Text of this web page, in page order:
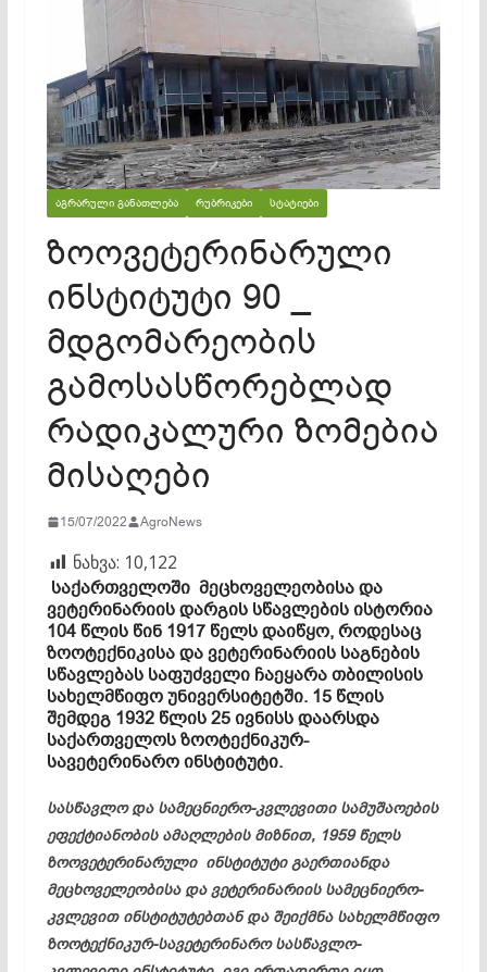
ᲐᲒᲠᲐᲠᲣᲚᲘ ᲒᲐᲜᲐᲗᲚᲔᲑᲐ ᲠᲣᲑᲠᲘᲙᲔᲑᲘ ᲡᲢᲐᲢᲘᲔᲑᲘ
ზოოვეტერინარული
ინსტიტუტი 90 _
მდგომარეობის
გამოსასწორებლად
რადიკალური ზომებია
მისაღები
15/07/2022 AgroNews
ნახვა: 10,122
საქართველოში მეცხოველეობისადა
ვეტერინარიისდარგის სწავლებისისტორია
104 წლის წინ 1917 წელსდაიწყო,როდესაც
ზოოტექნიკისადავეტერინარიის საგნების
სწავლებას საფუძველი ჩაეყარათბილისის
სახელმწიფოუნივერსიტეტში. 15 წლის
შემდეგ 1932 წლის 25ივნისსდაარსდა
საქართველოსზოოტექნიკურ-
სავეტერინაროინსტიტუტი.
სასწავლო და სამეცნიერო-კვლევითი სამუშაოების
ეფექტიანობის ამაღლების მიზნით, 1959 წელს
ზოოვეტერინარული ინსტიტუტი გაერთიანდა
მეცხოველეობისა და ვეტერინარიის სამეცნიერო-
კვლევით ინსტიტუტებთან და შეიქმნა სახელმწიფო
ზოოტექნიკურ-სავეტერინარო სასწავლო-